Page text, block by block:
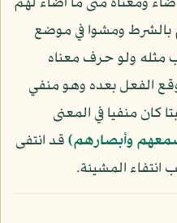
ومشوا في موضع
مثله ولو حرف معناه
وقع الفعل بعده وهو منفي
كان منفيا في المعنى
وأبصارهم﴾قد انتفى
المشيئة.